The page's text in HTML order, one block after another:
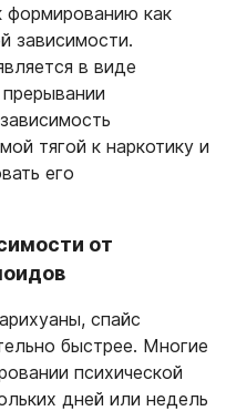
формированию как
зависимости.
в виде
тягой к наркотику и
его
от
спайс
быстрее. Многие
психической
дней или недель